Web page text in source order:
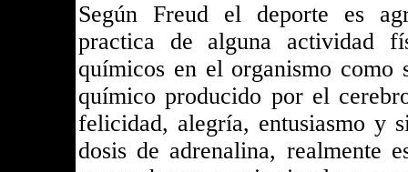
Según Freud el deporte es
practica de alguna actividad
químicos en el organismo como
químico producido por el
felicidad, alegría, entusiasmo y
dosis de adrenalina, realmente